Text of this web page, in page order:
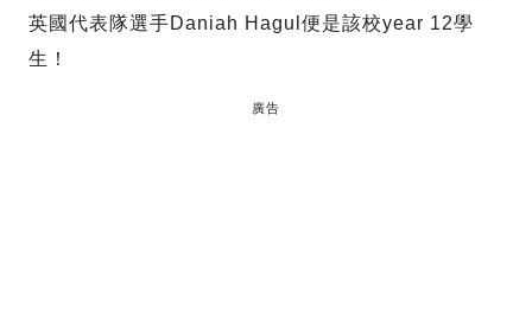
英國代表隊選手Daniah Hagul便是該校year 12學
生！
廣告